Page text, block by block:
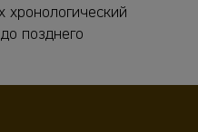
хронологический
позднего